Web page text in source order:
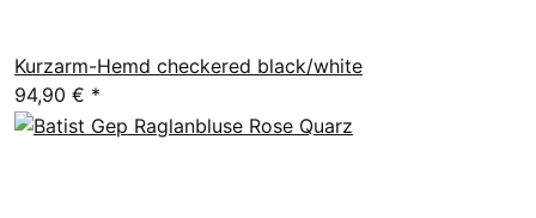
Kurzarm-Hemd checkered black/white
94,90 € *